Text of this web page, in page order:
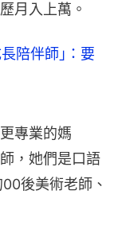
月入上萬。
陪伴師｣：要
專業的媽
，她們是口語
後美術老師、